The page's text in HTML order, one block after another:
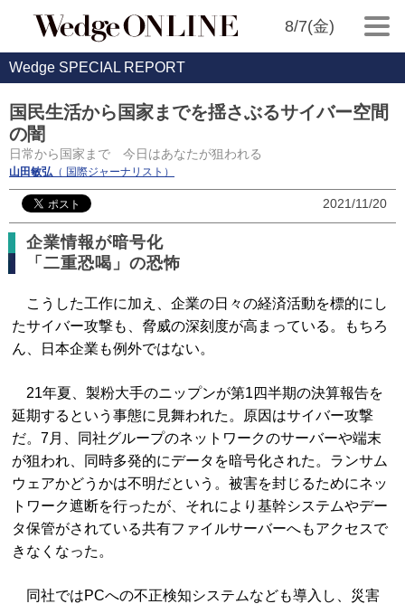
8/7(金)
Wedge SPECIAL REPORT
国民生活から国家までを揺さぶるサイバー空間
の闇
日常から国家まで 今日はあなたが狙われる
山田敏弘 （ 国際ジャーナリスト）
2021/11/20
企業情報が暗号化
「二重恐喝」の恐怖
こうした工作に加え、企業の日々の経済活動を標的にし
たサイバー攻撃も、脅威の深刻度が高まっている。もちろ
ん、日本企業も例外ではない。
21年夏、製粉大手のニップンが第1四半期の決算報告を
延期するという事態に見舞われた。原因はサイバー攻撃
だ。7月、同社グループのネットワークのサーバーや端末
が狙われ、同時多発的にデータを暗号化された。ランサム
ウェアかどうかは不明だという。被害を封じるためにネッ
トワーク遮断を行ったが、それにより基幹システムやデー
タ保管がされている共有ファイルサーバーへもアクセスで
きなくなった。
同社ではPCへの不正検知システムなども導入し、災害